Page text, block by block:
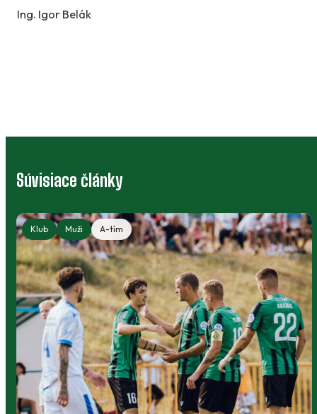
Ing. Igor Belák
Súvisiace články
Klub Muži A-tím